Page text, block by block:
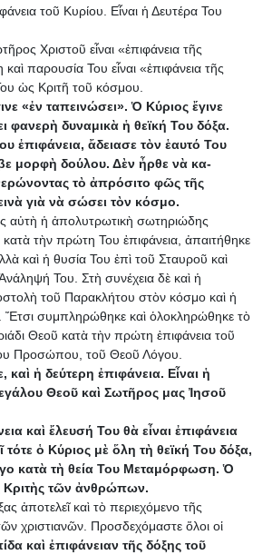
τοῦ Κυρίου. Εἶναι ἡ Δευτέρα Του
Χριστοῦ εἶναι «ἐπιφάνεια τῆς
παρουσία Του εἶναι «ἐπιφάνεια τῆς
ὡς Κριτῆ τοῦ κόσμου.
«ἐν ταπεινώσει». Ὁ Κύριος ἔγινε
φανερὴ δυναμικὰ ἡ θεϊκή Του δόξα.
ἐπιφάνεια, ἄδειασε τὸν ἑαυτό Του
μορφὴ δούλου. Δὲν ἦρθε νὰ κα­
τὸ ἀπρόσιτο φῶς τῆς
γιὰ νὰ σώσει τὸν κόσμο.
αὐτὴ ἡ ἀπολυτρωτικὴ σωτηριώδης
τὴν πρώτη Του ἐπιφάνεια, ἀπαιτήθηκε
καὶ ἡ θυσία Του ἐπὶ τοῦ Σταυροῦ καὶ
Του. Στὴ συνέχεια δὲ καὶ ἡ
τοῦ Παρακλήτου στὸν κόσμο καὶ ἡ
Ἔτσι συμπληρώθηκε καὶ ὁλοκληρώθηκε τὸ
Θεοῦ κατὰ τὴν πρώτη ἐπιφάνεια τοῦ
Προσώπου, τοῦ Θεοῦ Λόγου.
ἡ δεύτερη ἐπιφάνεια. Εἶναι ἡ
Θεοῦ καὶ Σωτῆρος μας Ἰησοῦ
καὶ ἔλευσή Του θὰ εἶναι ἐπιφάνεια
ὁ Κύριος μὲ ὅλη τὴ θεϊκή Του δόξα,
κατὰ τὴ θεία Του Μεταμόρφωση. Ὁ
Κριτὴς τῶν ἀνθρώπων.
ἀποτελεῖ καὶ τὸ περιεχόμενο τῆς
χριστιανῶν. Προσδεχόμαστε ὅλοι οἱ
καὶ ἐπιφάνειαν τῆς δόξης τοῦ